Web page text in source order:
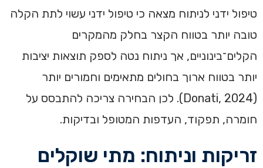
טיפול ידני לניתוח מצאה כי טיפול ידני עשוי לתת הקלה
טובה יותר בטווח הקצר בחלק מהמקרים
הקלים־בינוניים, אך ניתוח נטה לספק תוצאות יציבות
יותר בטווח ארוך בחולים מתאימים וחמורים יותר
(Donati, 2024). לכן הבחירה צריכה להתבסס על
חומרה, תפקוד, העדפות המטופל ובדיקות.
זריקות וניתוח: מתי שוקלים